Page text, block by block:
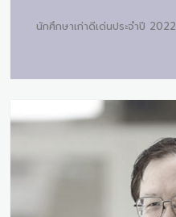
นักศึกษาเก่าดีเด่นประจำปี 2022